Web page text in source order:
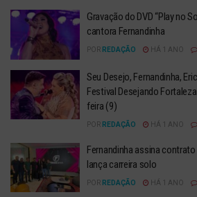
Gravação do DVD “Play no
cantora Fernandinha
POR REDAÇÃO HÁ 1 ANO
Seu Desejo, Fernandinha,
Festival Desejando
feira (9)
POR REDAÇÃO HÁ 1 ANO
Fernandinha assina
lança carreira solo
POR REDAÇÃO HÁ 1 ANO